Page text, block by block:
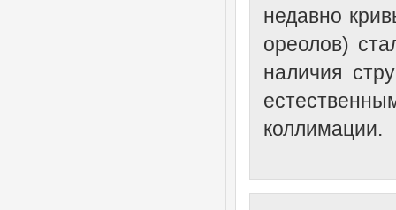
недавно
ореолов)
наличия
коллимации.